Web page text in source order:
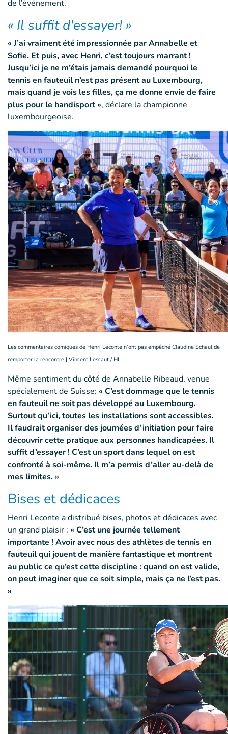
de l’événement.
« Il suffit d'essayer! »
« J’ai vraiment été impressionnée par Annabelle et
Sofie. Et puis, avec Henri, c’est toujours marrant !
Jusqu’ici je ne m’étais jamais demandé pourquoi le
tennis en fauteuil n’est pas présent au Luxembourg,
mais quand je vois les filles, ça me donne envie de faire
plus pour le handisport », déclare la championne
luxembourgeoise.
Les commentaires comiques de Henri Leconte n’ont pas empêché Claudine Schaul de
remporter la rencontre | Vincent Lescaut / HI
Même sentiment du côté de Annabelle Ribeaud, venue
spécialement de Suisse: « C’est dommage que le tennis
en fauteuil ne soit pas développé au Luxembourg.
Surtout qu’ici, toutes les installations sont accessibles.
Il faudrait organiser des journées d’initiation pour faire
découvrir cette pratique aux personnes handicapées. Il
suffit d’essayer ! C’est un sport dans lequel on est
confronté à soi-même. Il m’a permis d’aller au-delà de
mes limites. »
Bises et dédicaces
Henri Leconte a distribué bises, photos et dédicaces avec
un grand plaisir : « C’est une journée tellement
importante ! Avoir avec nous des athlètes de tennis en
fauteuil qui jouent de manière fantastique et montrent
au public ce qu’est cette discipline : quand on est valide,
on peut imaginer que ce soit simple, mais ça ne l’est pas.
»